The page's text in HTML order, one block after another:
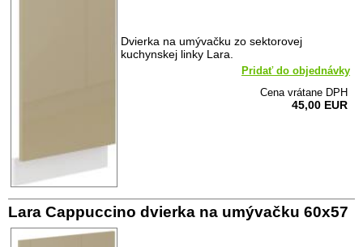
Dvierka na umývačku zo sektorovej
kuchynskej linky Lara.
Pridať do objednávky
Cena vrátane DPH
45,00 EUR
Lara Cappuccino dvierka na umývačku 60x57